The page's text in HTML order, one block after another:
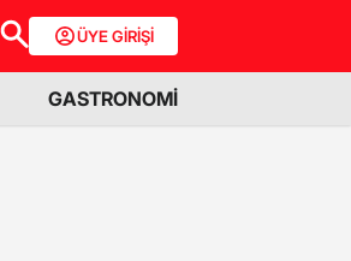
ÜYE GİRİŞİ
GASTRONOMİ